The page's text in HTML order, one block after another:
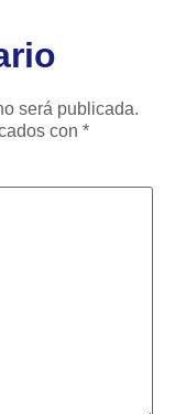
será publicada.
con *